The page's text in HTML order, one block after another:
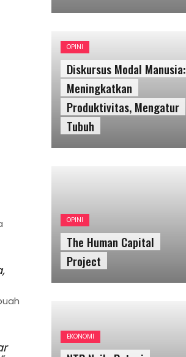
OPINI
Diskursus Modal Manusia:
Meningkatkan
Produktivitas, Mengatur
Tubuh
OPINI
The Human Capital
Project
EKONOMI